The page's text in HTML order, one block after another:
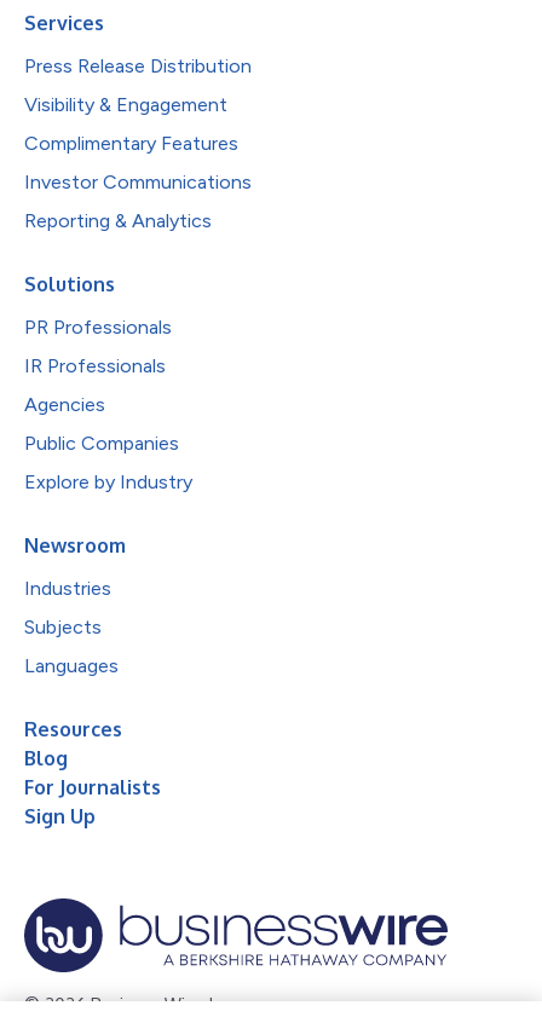
Services
Press Release Distribution
Visibility & Engagement
Complimentary Features
Investor Communications
Reporting & Analytics
Solutions
PR Professionals
IR Professionals
Agencies
Public Companies
Explore by Industry
Newsroom
Industries
Subjects
Languages
Resources
Blog
For Journalists
Sign Up
© 2026 Business Wire, Inc.